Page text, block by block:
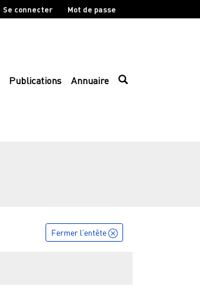
Se connecter Mot de passe
Publications Annuaire
Fermer l'entête